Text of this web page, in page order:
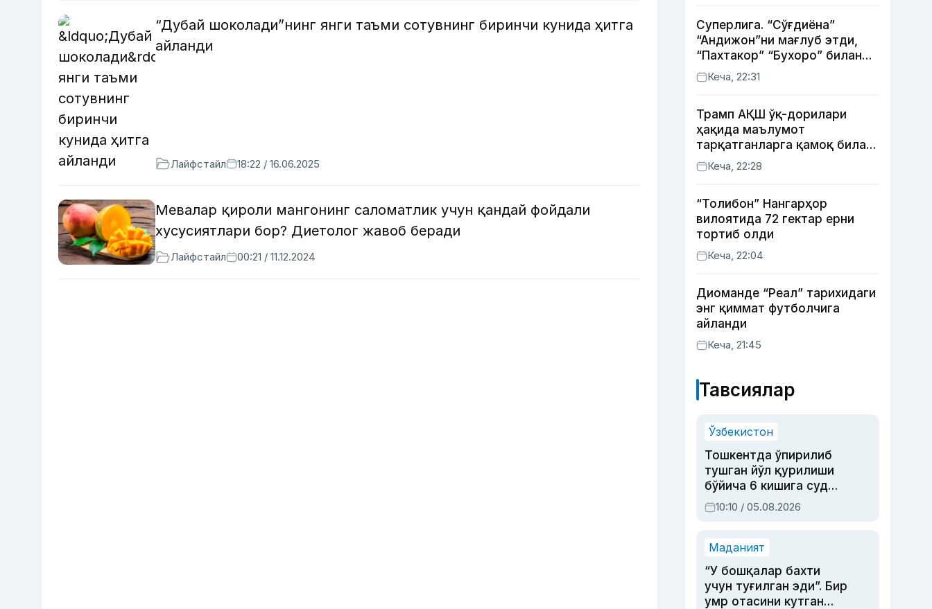
“Дубай шоколади”нинг янги таъми сотувнинг биринчи кунида ҳитга
айланди
Лайфстайл 18:22 / 16.06.2025
Мевалар қироли мангонинг саломатлик учун қандай фойдали
хусусиятлари бор? Диетолог жавоб беради
Лайфстайл 00:21 / 11.12.2024
Суперлига. “Сўғдиёна”
“Андижон”ни мағлуб этди,
“Пахтакор” “Бухоро” билан
жанговар дуранг қайд этди
Кеча, 22:31
Трамп АҚШ ўқ-дорилари
ҳақида маълумот
тарқатганларга қамоқ билан
таҳдид қилди
Кеча, 22:28
“Толибон” Нангарҳор
вилоятида 72 гектар ерни
тортиб олди
Кеча, 22:04
Диоманде “Реал” тарихидаги
энг қиммат футболчига
айланди
Кеча, 21:45
Тавсиялар
Ўзбекистон
Тошкентда ўпирилиб
тушган йўл қурилиши
бўйича 6 кишига суд
ҳукми ўқилди
10:10 / 05.08.2026
Маданият
“У бошқалар бахти
учун туғилган эди”. Бир
умр отасини кутган